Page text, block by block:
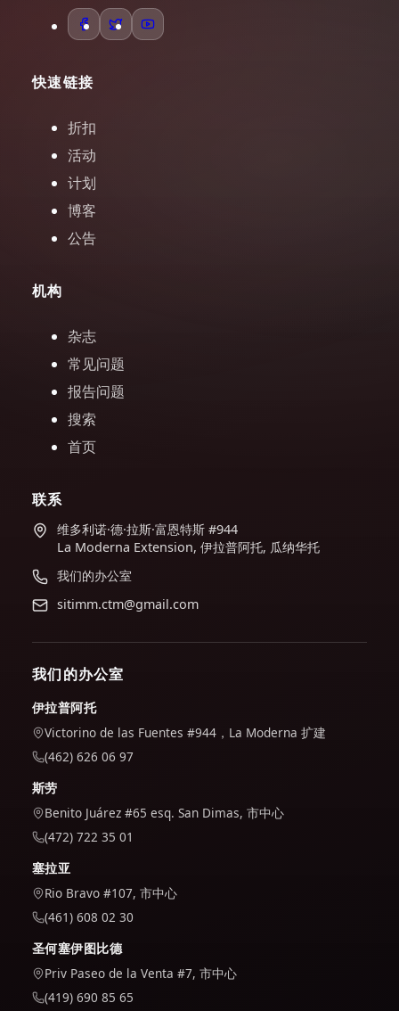
快速链接
折扣
活动
计划
博客
公告
机构
杂志
常见问题
报告问题
搜索
首页
联系
维多利诺·德·拉斯·富恩特斯 #944
La Moderna Extension, 伊拉普阿托, 瓜纳华托
我们的办公室
sitimm.ctm@gmail.com
我们的办公室
伊拉普阿托
Victorino de las Fuentes #944，La Moderna 扩建
(462) 626 06 97
斯劳
Benito Juárez #65 esq. San Dimas, 市中心
(472) 722 35 01
塞拉亚
Rio Bravo #107, 市中心
(461) 608 02 30
圣何塞伊图比德
Priv Paseo de la Venta #7, 市中心
(419) 690 85 65